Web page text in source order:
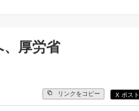
厚労省
リンクをコピー X ポスト